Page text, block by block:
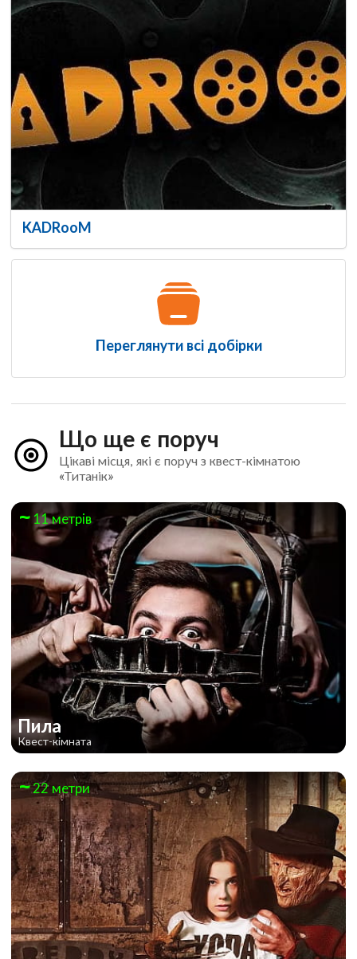
KADRooM
Переглянути всі добірки
Що ще є поруч
Цікаві місця, які є поруч з квест-кімнатою
«Титанік»
11 метрів
Пила
Квест-кімната
22 метри